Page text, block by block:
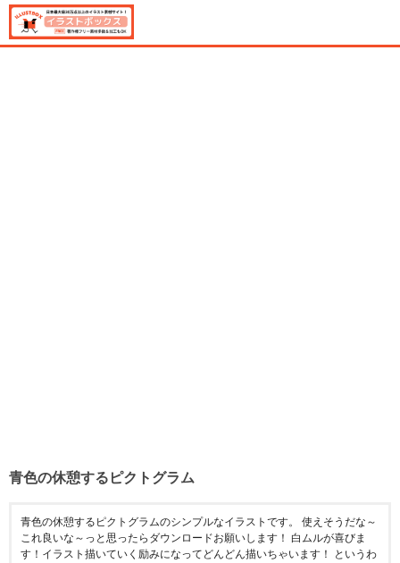
青色の休憩するピクトグラム
青色の休憩するピクトグラムのシンプルなイラストです。 使えそうだな～
これ良いな～っと思ったらダウンロードお願いします！ 白ムルが喜びま
す！イラスト描いていく励みになってどんどん描いちゃいます！ というわ